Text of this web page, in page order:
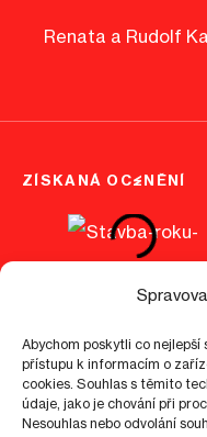
Abychom poskytli co nejlepší
přístupu k informacím o
cookies. Souhlas s těmito
údaje, jako je chování při
Nesouhlas nebo odvolání
Renata a Rudolf
ZÍSKANÁ OCENĚNÍ
©2026 epo1.cz
Nastavení cookies